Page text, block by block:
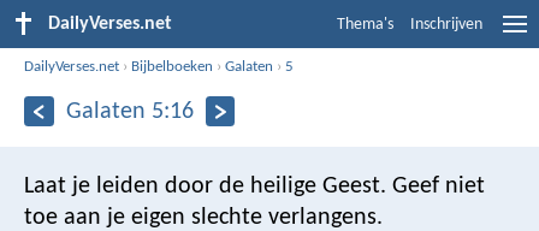
DailyVerses.net Thema's Inschrijven
DailyVerses.net › Bijbelboeken ›Galaten ›5
Galaten 5:16
Laat je leiden door de heilige Geest. Geef niet
toe aan je eigen slechte verlangens.